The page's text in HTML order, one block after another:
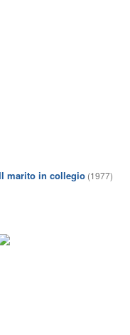
marito in collegio (1977)